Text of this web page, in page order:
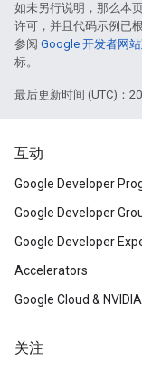
如未另行说明，那么本
许可，并且代码示例已
参阅 Google 开发者网
标。
最后更新时间 (UTC)：
互动
Google Developer
Google Developer
Google Developer
Accelerators
Google Cloud & NVIDIA
关注